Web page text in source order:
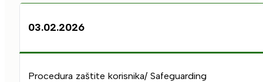
03.02.2026
Procedura zaštite korisnika/ Safeguarding